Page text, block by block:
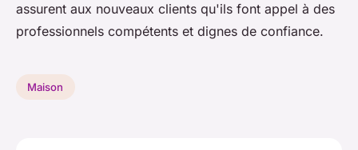
assurent aux nouveaux clients qu'ils font appel à des
professionnels compétents et dignes de confiance.
Maison